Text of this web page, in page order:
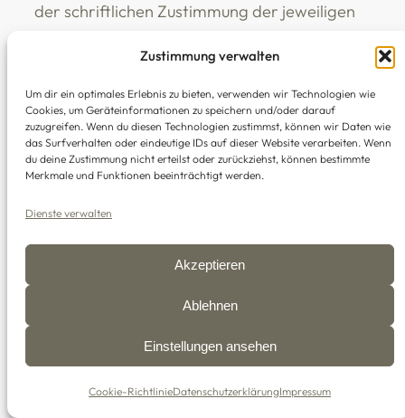
Zustimmung verwalten
Um dir ein optimales Erlebnis zu bieten, verwenden wir Technologien wie
Cookies, um Geräteinformationen zu speichern und/oder darauf
zuzugreifen. Wenn du diesen Technologien zustimmst, können wir Daten wie
das Surfverhalten oder eindeutige IDs auf dieser Website verarbeiten. Wenn
du deine Zustimmung nicht erteilst oder zurückziehst, können bestimmte
Merkmale und Funktionen beeinträchtigt werden.
Dienste verwalten
Akzeptieren
Ablehnen
Einstellungen ansehen
Cookie-RichtlinieDatenschutzerklärungImpressum
der schriftlichen Zustimmung der jeweiligen
zurück nach oben
Impressum
© 2008-2026 Drechslerstammtisch
Instagram